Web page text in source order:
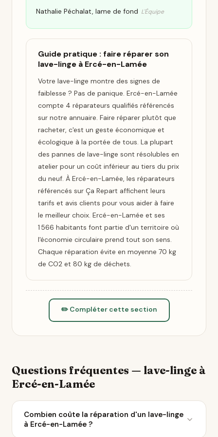
Nathalie Péchalat, lame de fond L'Équipe
Guide pratique : faire réparer son
lave-linge à Ercé-en-Lamée
Votre lave-linge montre des signes de
faiblesse ? Pas de panique. Ercé-en-Lamée
compte 4 réparateurs qualifiés référencés
sur notre annuaire. Faire réparer plutôt que
racheter, c'est un geste économique et
écologique à la portée de tous. La plupart
des pannes de lave-linge sont résolubles en
atelier pour un coût inférieur au tiers du prix
du neuf. À Ercé-en-Lamée, les réparateurs
référencés sur Ça Repart affichent leurs
tarifs et avis clients pour vous aider à faire
le meilleur choix. Ercé-en-Lamée et ses
1 566 habitants font partie d'un territoire où
l'économie circulaire prend tout son sens.
Chaque réparation évite en moyenne 70 kg
de CO2 et 80 kg de déchets.
✏️ Compléter cette section
Questions fréquentes — lave-linge à
Ercé-en-Lamée
Combien coûte la réparation d'un lave-linge
à Ercé-en-Lamée ?